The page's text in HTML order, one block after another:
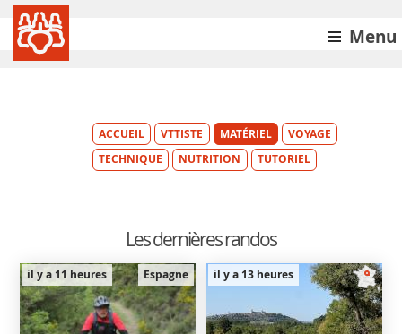
Menu
ACCUEIL VTTISTE MATÉRIEL
VOYAGE
TECHNIQUE
NUTRITION TUTORIEL
Les dernières randos
il y a 11 heures Espagne il y a 13 heures